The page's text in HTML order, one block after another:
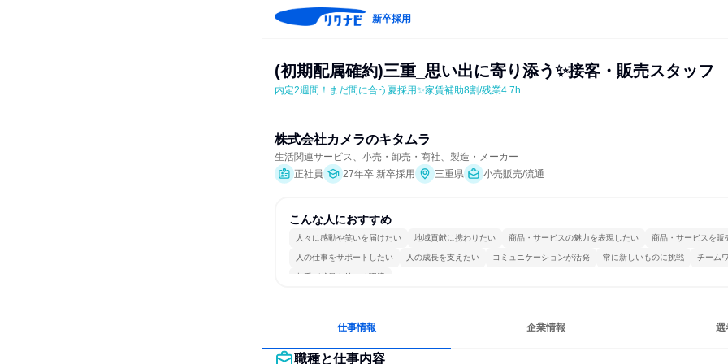
新卒採用
(初期配属確約)三重_思い出に寄り添う✨️接客・販売スタッフ
内定2週間！まだ間に合う夏採用✨家賃補助8割/残業4.7h
株式会社カメラのキタムラ
生活関連サービス、小売・卸売・商社、製造・メーカー
正社員
27年卒 新卒採用 三重県 小売販売/流通
こんな人におすすめ
人々に感動や笑いを届けたい 地域貢献に携わりたい 商品・サービスの魅力を表現したい 商品・サービスを販
人の仕事をサポートしたい 人の成長を支えたい コミュニケーションが活発 常に新しいものに挑戦 チーム
若手が裁量を持てる環境
仕事情報 企業情報 選
職種と仕事内容